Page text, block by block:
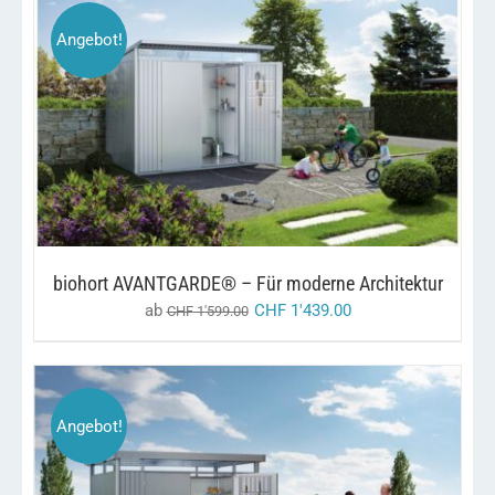
Angebot!
AUSFÜHRUNG WÄHLEN DIESES
PRODUKT
WEIST
MEHRERE
VARIANTEN
AUF.
DIE
KÖNNEN
AUF
DER
/ DETAILS
biohort AVANTGARDE® – Für moderne Architektur
abCHF1'599.00 CHF1'439.00
Angebot!